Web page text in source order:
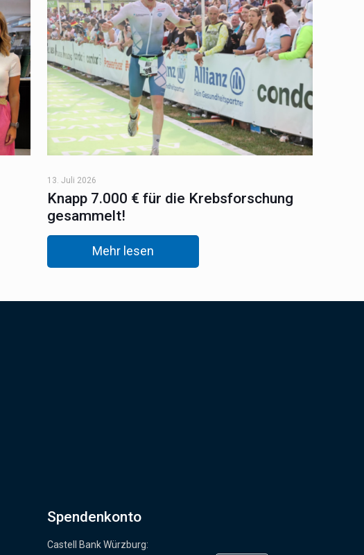
13. Juli 2026
Knapp 7.000 € für die Krebsforschung
gesammelt!
Mehr lesen
Spendenkonto
Castell Bank Würzburg: